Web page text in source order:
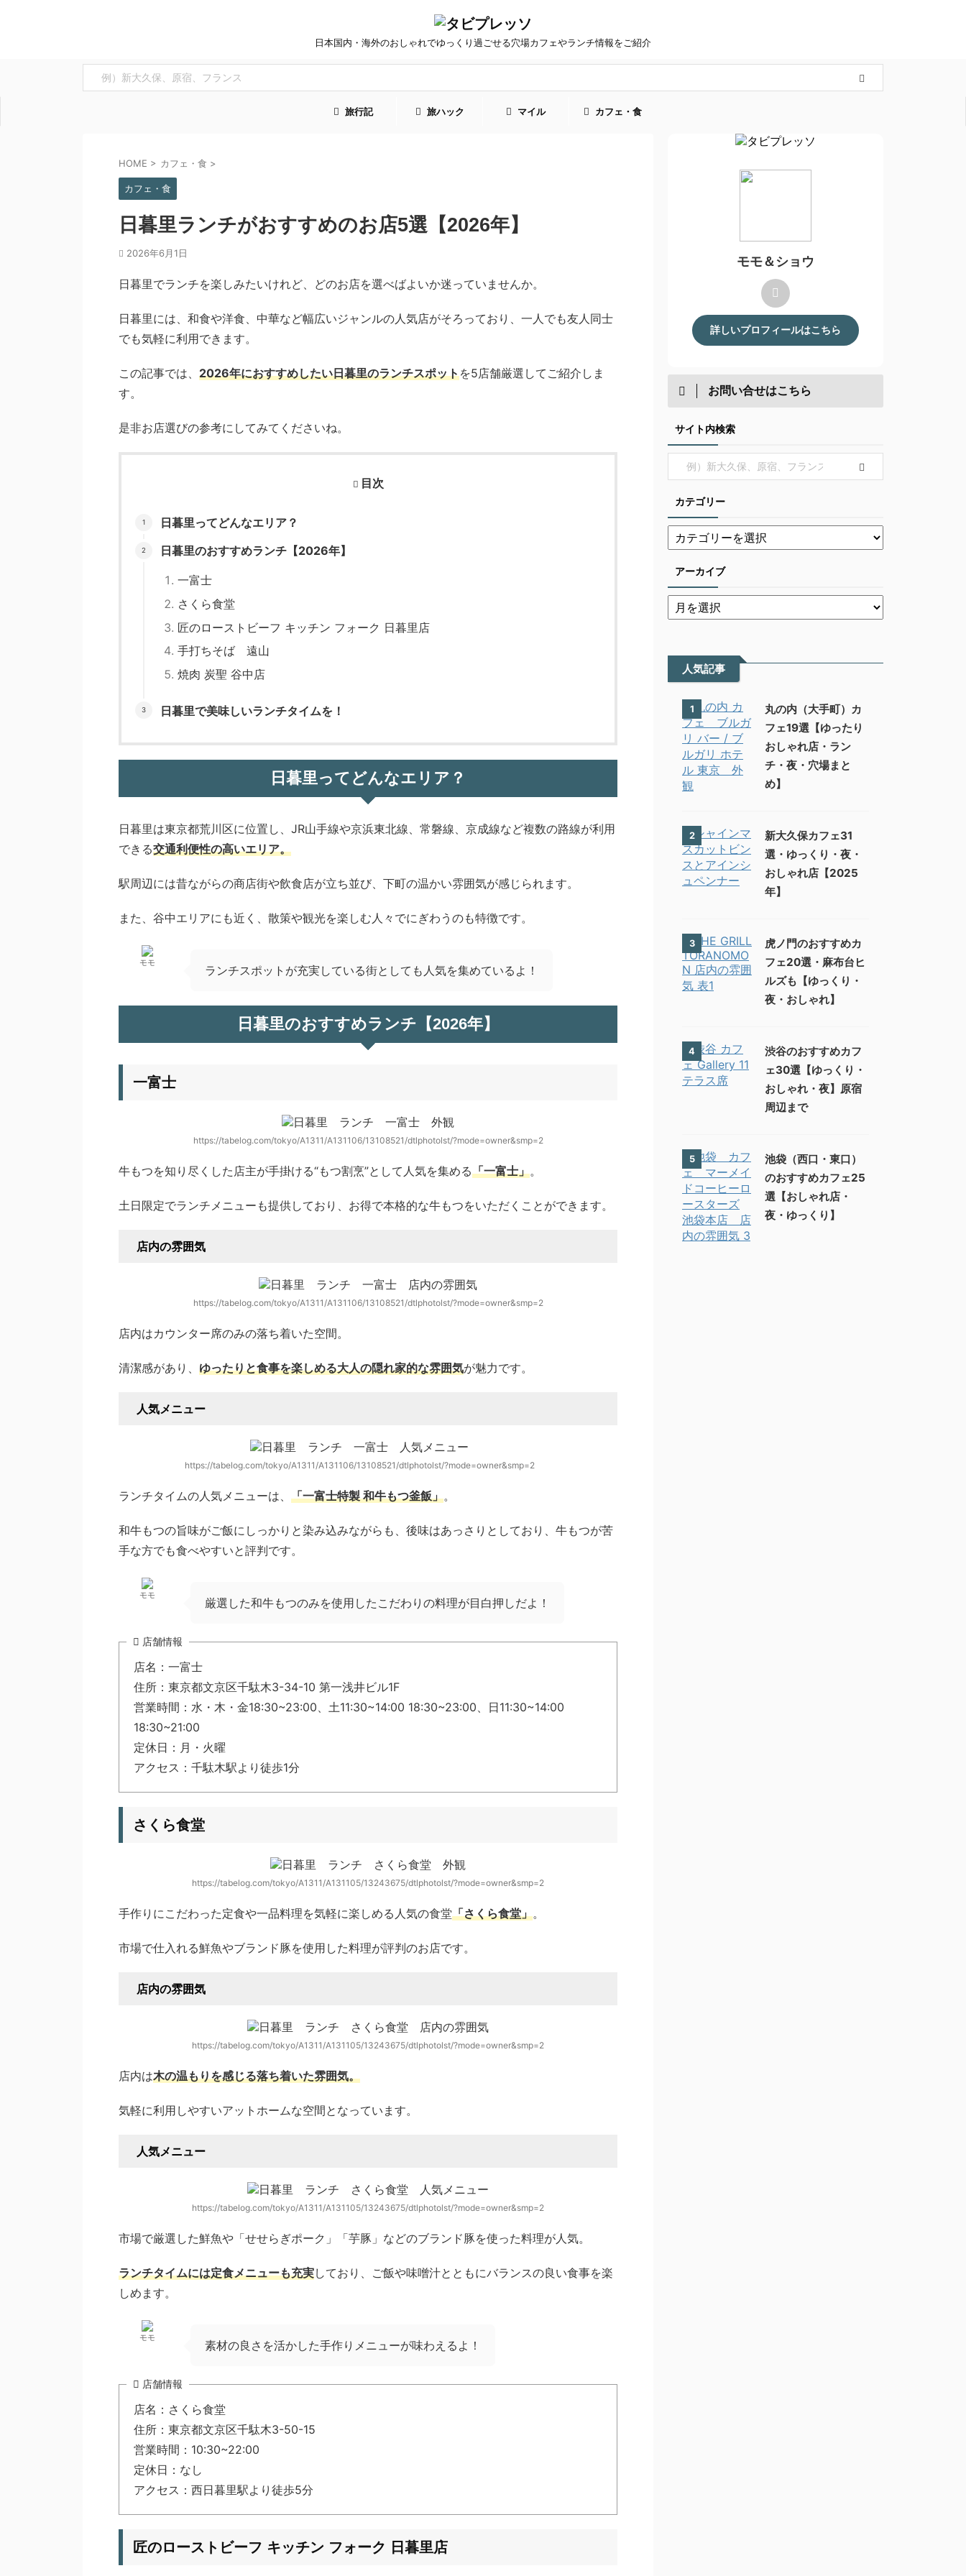
日本国内・海外のおしゃれでゆっくり過ごせる穴場カフェやランチ情報をご紹介
旅行記 旅ハック マイル カフェ・食
HOME > カフェ・食 >
カフェ・食
日暮里ランチがおすすめのお店5選【2026年】
2026年6月1日
日暮里でランチを楽しみたいけれど、どのお店を選べばよいか迷っていませんか。
日暮里には、和食や洋食、中華など幅広いジャンルの人気店がそろっており、一人でも友人同士
でも気軽に利用できます。
この記事では、 2026年におすすめしたい日暮里のランチスポットを5店舗厳選してご紹介しま
す。
是非お店選びの参考にしてみてくださいね。
目次
日暮里ってどんなエリア？
日暮里のおすすめランチ【2026年】
一富士
さくら食堂
匠のローストビーフ キッチン フォーク 日暮里店
手打ちそば 遠山
焼肉 炭聖 谷中店
日暮里で美味しいランチタイムを！
日暮里ってどんなエリア？
日暮里は東京都荒川区に位置し、JR山手線や京浜東北線、常磐線、京成線など複数の路線が利用
できる交通利便性の高いエリア。
駅周辺には昔ながらの商店街や飲食店が立ち並び、下町の温かい雰囲気が感じられます。
また、谷中エリアにも近く、散策や観光を楽しむ人々でにぎわうのも特徴です。
モモ
ランチスポットが充実している街としても人気を集めているよ！
日暮里のおすすめランチ【2026年】
一富士
https://tabelog.com/tokyo/A1311/A131106/13108521/dtlphotolst/?mode=owner&smp=2
牛もつを知り尽くした店主が手掛ける“もつ割烹”として人気を集める「一富士」。
土日限定でランチメニューも提供しており、お得で本格的な牛もつをいただくことができます。
店内の雰囲気
https://tabelog.com/tokyo/A1311/A131106/13108521/dtlphotolst/?mode=owner&smp=2
店内はカウンター席のみの落ち着いた空間。
清潔感があり、 ゆったりと食事を楽しめる大人の隠れ家的な雰囲気が魅力です。
人気メニュー
https://tabelog.com/tokyo/A1311/A131106/13108521/dtlphotolst/?mode=owner&smp=2
ランチタイムの人気メニューは、 「一富士特製 和牛もつ釜飯」。
和牛もつの旨味がご飯にしっかりと染み込みながらも、後味はあっさりとしており、牛もつが苦
手な方でも食べやすいと評判です。
モモ
厳選した和牛もつのみを使用したこだわりの料理が目白押しだよ！
店舗情報
店名：一富士
住所：東京都文京区千駄木3-34-10 第一浅井ビル1F
営業時間：水・木・金18:30~23:00、土11:30~14:00 18:30~23:00、日11:30~14:00
18:30~21:00
定休日：月・火曜
アクセス：千駄木駅より徒歩1分
さくら食堂
https://tabelog.com/tokyo/A1311/A131105/13243675/dtlphotolst/?mode=owner&smp=2
手作りにこだわった定食や一品料理を気軽に楽しめる人気の食堂「さくら食堂」。
市場で仕入れる鮮魚やブランド豚を使用した料理が評判のお店です。
店内の雰囲気
https://tabelog.com/tokyo/A1311/A131105/13243675/dtlphotolst/?mode=owner&smp=2
店内は木の温もりを感じる落ち着いた雰囲気。
気軽に利用しやすいアットホームな空間となっています。
人気メニュー
https://tabelog.com/tokyo/A1311/A131105/13243675/dtlphotolst/?mode=owner&smp=2
市場で厳選した鮮魚や「せせらぎポーク」「芋豚」などのブランド豚を使った料理が人気。
ランチタイムには定食メニューも充実しており、ご飯や味噌汁とともにバランスの良い食事を楽
しめます。
モモ
素材の良さを活かした手作りメニューが味わえるよ！
店舗情報
店名：さくら食堂
住所：東京都文京区千駄木3-50-15
営業時間：10:30~22:00
定休日：なし
アクセス：西日暮里駅より徒歩5分
匠のローストビーフ キッチン フォーク 日暮里店
モモ＆ショウ
詳しいプロフィールはこちら
お問い合せはこちら
サイト内検索
カテゴリー
アーカイブ
人気記事
1
丸の内（大手町）カ
フェ19選【ゆったり
おしゃれ店・ラン
チ・夜・穴場まと
め】
2
新大久保カフェ31
選・ゆっくり・夜・
おしゃれ店【2025
年】
3
虎ノ門のおすすめカ
フェ20選・麻布台ヒ
ルズも【ゆっくり・
夜・おしゃれ】
4
渋谷のおすすめカフ
ェ30選【ゆっくり・
おしゃれ・夜】原宿
周辺まで
5
池袋（西口・東口）
のおすすめカフェ25
選【おしゃれ店・
夜・ゆっくり】